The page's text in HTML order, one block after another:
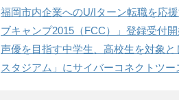
福岡市内企業へのU/Iターン転職を応
ブキャンプ2015（FCC）」登録受付
声優を目指す中学生、高校生を対象
スタジアム」にサイバーコネクトツ